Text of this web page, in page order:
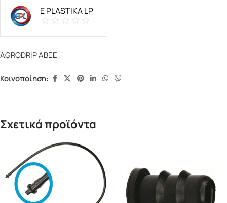
E PLASTIKA LP
AGRODRIP ΑΒΕΕ
Κοινοποίηση:
Σχετικά προϊόντα